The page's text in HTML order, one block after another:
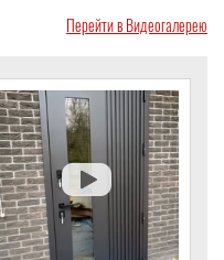
Перейти в Видеогалерею